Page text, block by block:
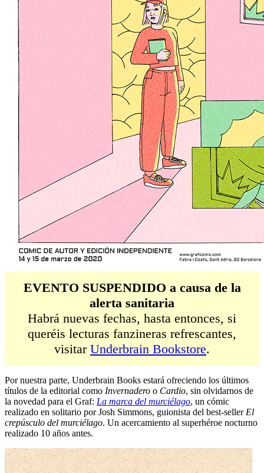
EVENTO SUSPENDIDO a causa de la
alerta sanitaria
Habrá nuevas fechas, hasta entonces, si
queréis lecturas fanzineras refrescantes,
visitar Underbrain Bookstore.
Por nuestra parte, Underbrain Books estará ofreciendo los últimos
títulos de la editorial como Invernadero o Cardio, sin olvidarnos de
la novedad para el Graf: La marca del murciélago, un cómic
realizado en solitario por Josh Simmons, guionista del best-seller El
crepúsculo del murciélago. Un acercamiento al superhéroe nocturno
realizado 10 años antes.